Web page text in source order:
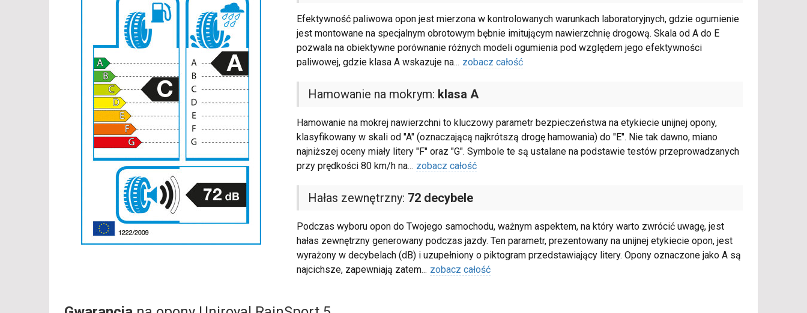
Efektywność paliwowa opon jest mierzona w kontrolowanych warunkach laboratoryjnych, gdzie ogumienie
jest montowane na specjalnym obrotowym bębnie imitującym nawierzchnię drogową. Skala od A do E
pozwala na obiektywne porównanie różnych modeli ogumienia pod względem jego efektywności
paliwowej, gdzie klasa A wskazuje na... zobacz całość
Hamowanie na mokrym: klasa A
Hamowanie na mokrej nawierzchni to kluczowy parametr bezpieczeństwa na etykiecie unijnej opony,
klasyfikowany w skali od "A" (oznaczającą najkrótszą drogę hamowania) do "E". Nie tak dawno, miano
najniższej oceny miały litery "F" oraz "G". Symbole te są ustalane na podstawie testów przeprowadzanych
przy prędkości 80 km/h na... zobacz całość
Hałas zewnętrzny: 72 decybele
Podczas wyboru opon do Twojego samochodu, ważnym aspektem, na który warto zwrócić uwagę, jest
hałas zewnętrzny generowany podczas jazdy. Ten parametr, prezentowany na unijnej etykiecie opon, jest
wyrażony w decybelach (dB) i uzupełniony o piktogram przedstawiający litery. Opony oznaczone jako A są
najcichsze, zapewniają zatem... zobacz całość